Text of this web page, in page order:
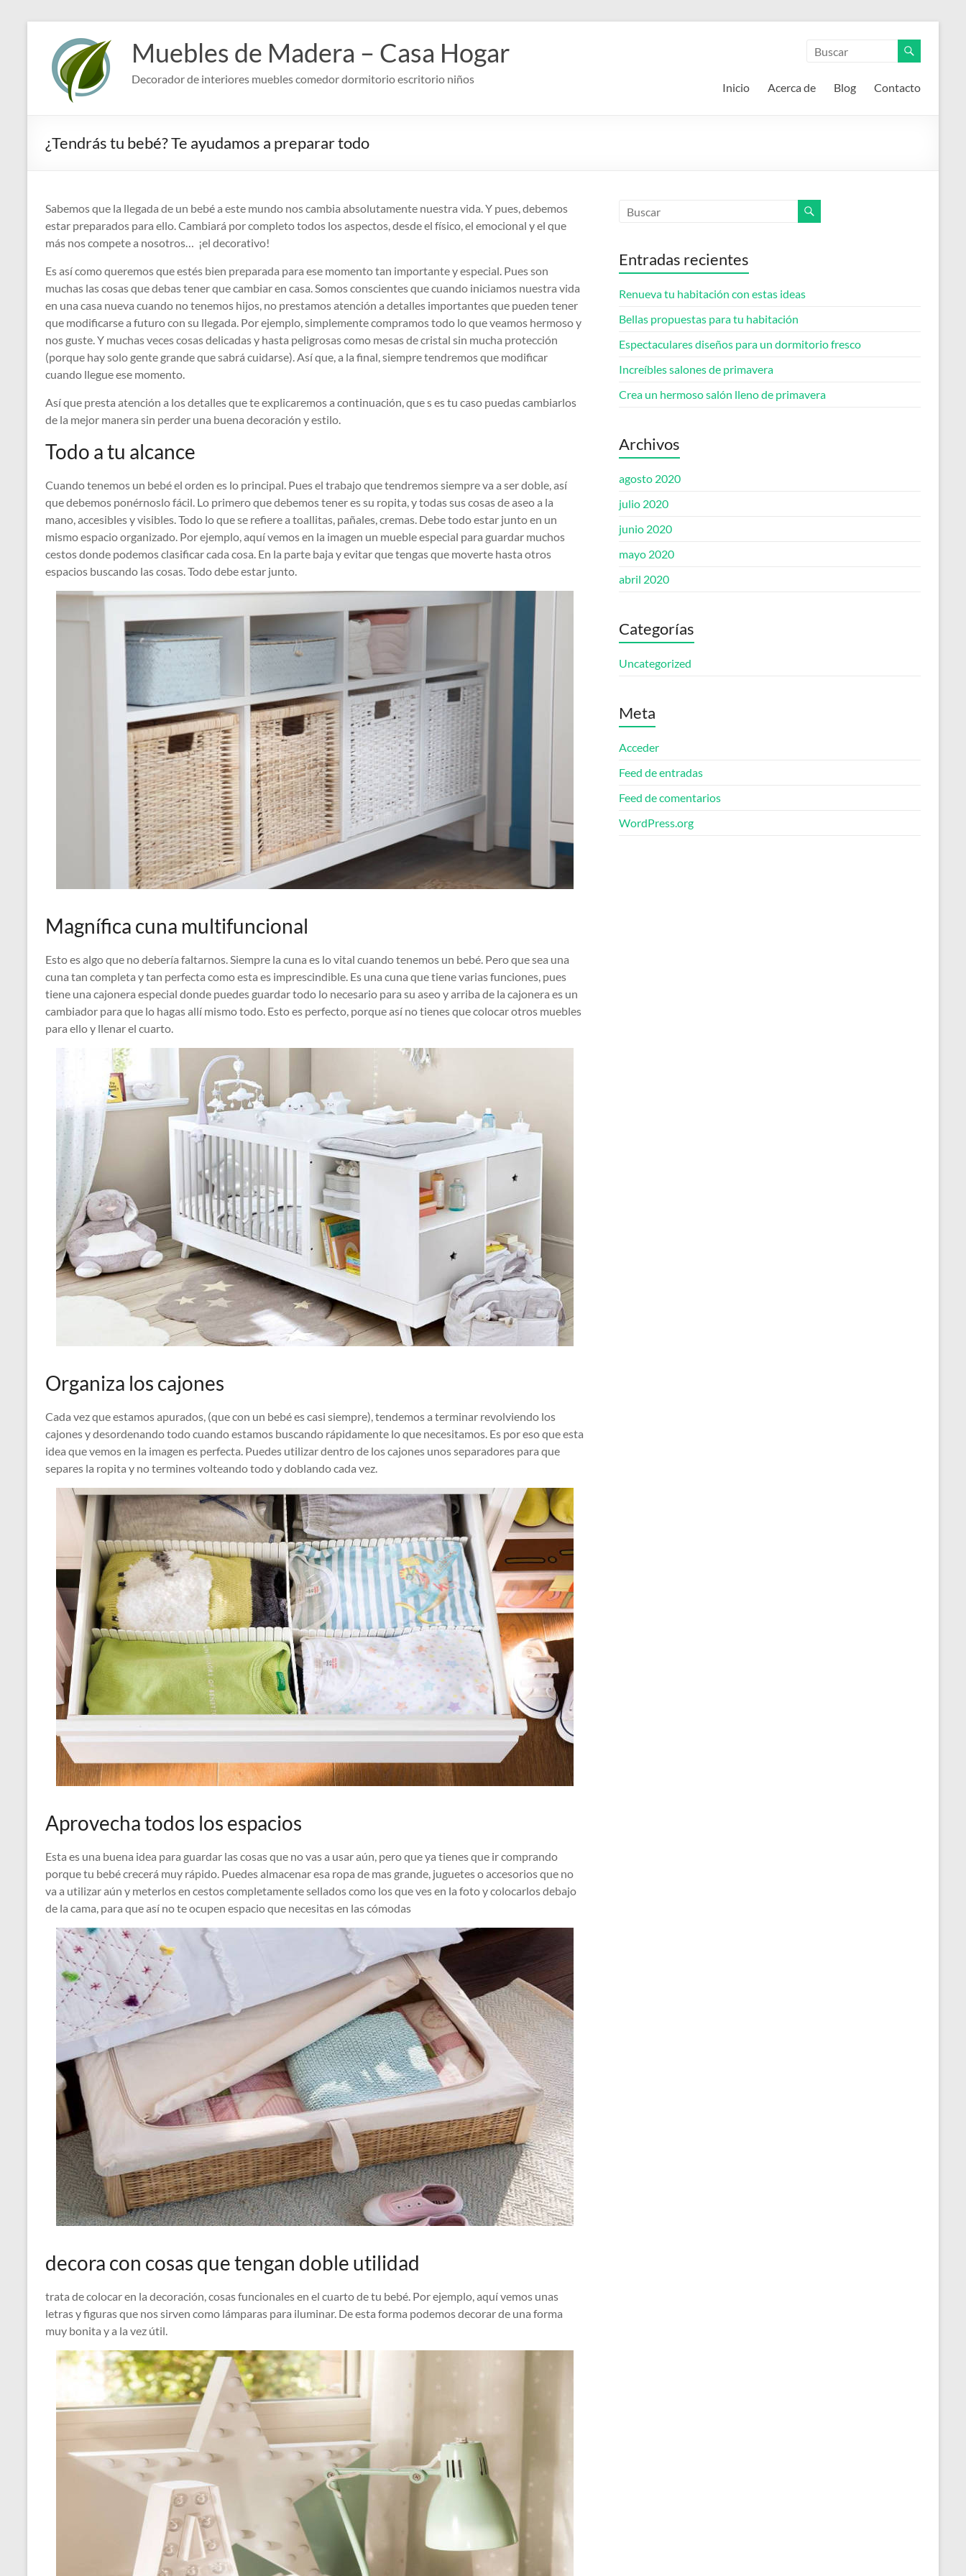
contenido
Muebles de Madera – Casa Hogar
Decorador de interiores muebles comedor dormitorio escritorio niños
Inicio Acerca de Blog Contacto
¿Tendrás tu bebé? Te ayudamos a preparar todo
Sabemos que la llegada de un bebé a este mundo nos cambia absolutamente nuestra vida. Y pues, debemos
estar preparados para ello. Cambiará por completo todos los aspectos, desde el físico, el emocional y el que
más nos compete a nosotros… ¡el decorativo!
Es así como queremos que estés bien preparada para ese momento tan importante y especial. Pues son
muchas las cosas que debas tener que cambiar en casa. Somos conscientes que cuando iniciamos nuestra vida
en una casa nueva cuando no tenemos hijos, no prestamos atención a detalles importantes que pueden tener
que modificarse a futuro con su llegada. Por ejemplo, simplemente compramos todo lo que veamos hermoso y
nos guste. Y muchas veces cosas delicadas y hasta peligrosas como mesas de cristal sin mucha protección
(porque hay solo gente grande que sabrá cuidarse). Así que, a la final, siempre tendremos que modificar
cuando llegue ese momento.
Así que presta atención a los detalles que te explicaremos a continuación, que s es tu caso puedas cambiarlos
de la mejor manera sin perder una buena decoración y estilo.
Todo a tu alcance
Cuando tenemos un bebé el orden es lo principal. Pues el trabajo que tendremos siempre va a ser doble, así
que debemos ponérnoslo fácil. Lo primero que debemos tener es su ropita, y todas sus cosas de aseo a la
mano, accesibles y visibles. Todo lo que se refiere a toallitas, pañales, cremas. Debe todo estar junto en un
mismo espacio organizado. Por ejemplo, aquí vemos en la imagen un mueble especial para guardar muchos
cestos donde podemos clasificar cada cosa. En la parte baja y evitar que tengas que moverte hasta otros
espacios buscando las cosas. Todo debe estar junto.
Magnífica cuna multifuncional
Esto es algo que no debería faltarnos. Siempre la cuna es lo vital cuando tenemos un bebé. Pero que sea una
cuna tan completa y tan perfecta como esta es imprescindible. Es una cuna que tiene varias funciones, pues
tiene una cajonera especial donde puedes guardar todo lo necesario para su aseo y arriba de la cajonera es un
cambiador para que lo hagas allí mismo todo. Esto es perfecto, porque así no tienes que colocar otros muebles
para ello y llenar el cuarto.
Organiza los cajones
Cada vez que estamos apurados, (que con un bebé es casi siempre), tendemos a terminar revolviendo los
cajones y desordenando todo cuando estamos buscando rápidamente lo que necesitamos. Es por eso que esta
idea que vemos en la imagen es perfecta. Puedes utilizar dentro de los cajones unos separadores para que
separes la ropita y no termines volteando todo y doblando cada vez.
Aprovecha todos los espacios
Esta es una buena idea para guardar las cosas que no vas a usar aún, pero que ya tienes que ir comprando
porque tu bebé crecerá muy rápido. Puedes almacenar esa ropa de mas grande, juguetes o accesorios que no
va a utilizar aún y meterlos en cestos completamente sellados como los que ves en la foto y colocarlos debajo
de la cama, para que así no te ocupen espacio que necesitas en las cómodas
decora con cosas que tengan doble utilidad
trata de colocar en la decoración, cosas funcionales en el cuarto de tu bebé. Por ejemplo, aquí vemos unas
letras y figuras que nos sirven como lámparas para iluminar. De esta forma podemos decorar de una forma
muy bonita y a la vez útil.
Entradas recientes
Renueva tu habitación con estas ideas
Bellas propuestas para tu habitación
Espectaculares diseños para un dormitorio fresco
Increíbles salones de primavera
Crea un hermoso salón lleno de primavera
Archivos
agosto 2020
julio 2020
junio 2020
mayo 2020
abril 2020
Categorías
Uncategorized
Meta
Acceder
Feed de entradas
Feed de comentarios
WordPress.org